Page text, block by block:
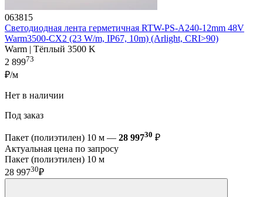
063815
Светодиодная лента герметичная RTW-PS-A240-12mm 48V
Warm3500-CX2 (23 W/m, IP67, 10m) (Arlight, CRI>90)
Warm | Тёплый 3500 K
2 89973
₽/м
Нет в наличии
Под заказ
Пакет (полиэтилен) 10 м — 28 99730 ₽
Актуальная цена по запросу
Пакет (полиэтилен) 10 м
28 99730₽